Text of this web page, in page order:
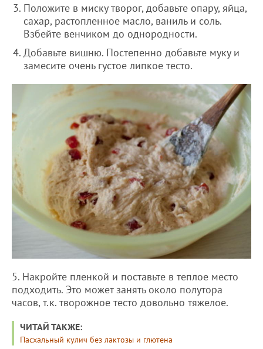
Положите в миску творог, добавьте опару, яйца,
сахар, растопленное масло, ваниль и соль.
Взбейте венчиком до однородности.
Добавьте вишню. Постепенно добавьте муку и
замесите очень густое липкое тесто.
5. Накройте пленкой и поставьте в теплое место
подходить. Это может занять около полутора
часов, т.к. творожное тесто довольно тяжелое.
ЧИТАЙ ТАКЖЕ:
Пасхальный кулич без лактозы и глютена